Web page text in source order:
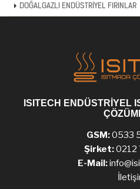
DOĞALGAZLI ENDÜSTRİYEL FIRINLAR
ISITECH ENDÜSTRİYEL
GSM:0533
Şirket:0212
E-Mail: